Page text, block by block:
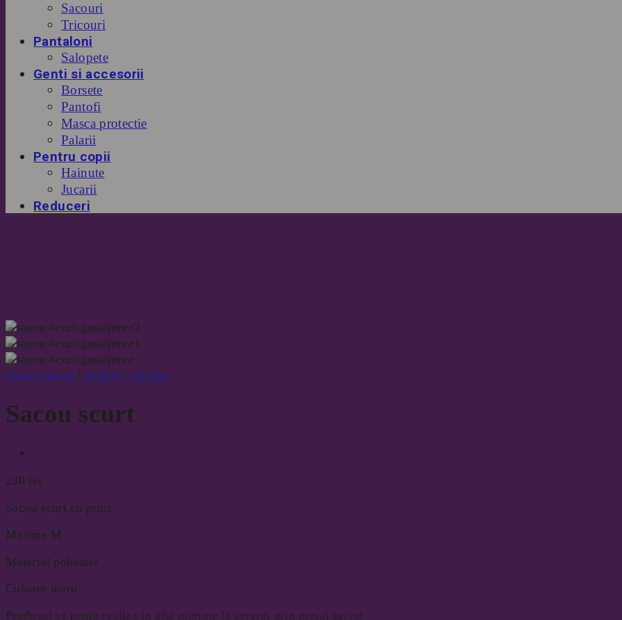
Sacouri
Tricouri
Pantaloni
Salopete
Genti si accesorii
Borsete
Pantofi
Masca protectie
Palarii
Pentru copii
Hainute
Jucarii
Reduceri
Prima pagină / Jachete / Sacouri
Sacou scurt
230 lei
Sacou scurt cu print.
Marime M
Material poliester
Culoare maro
Produsul se poate realiza in alta marime la cerere, prin mesaj privat